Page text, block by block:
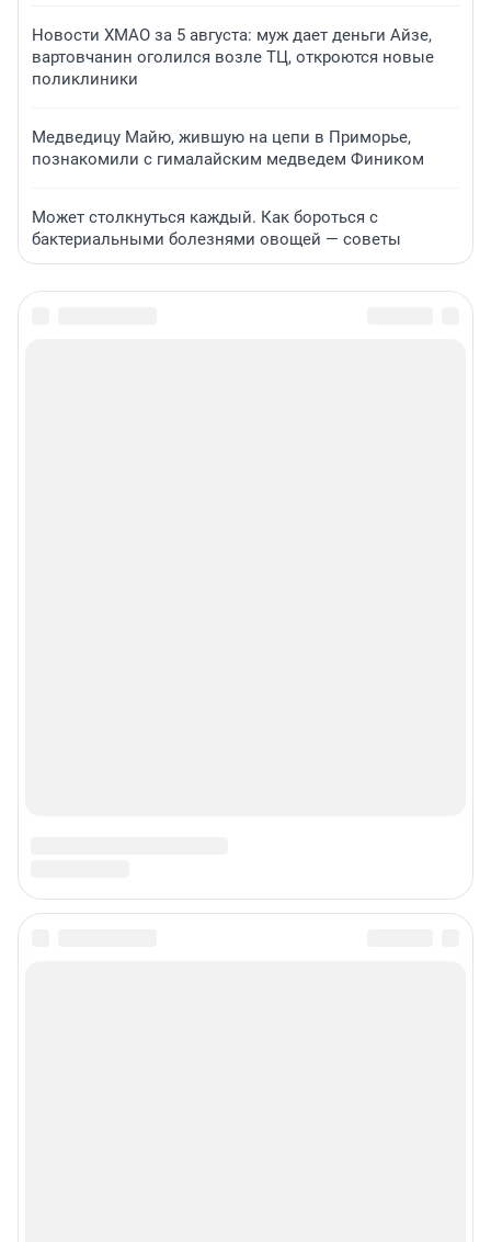
Новости ХМАО за 5 августа: муж дает деньги Айзе,
вартовчанин оголился возле ТЦ, откроются новые
поликлиники
Медведицу Майю, жившую на цепи в Приморье,
познакомили с гималайским медведем Фиником
Может столкнуться каждый. Как бороться с
бактериальными болезнями овощей — советы